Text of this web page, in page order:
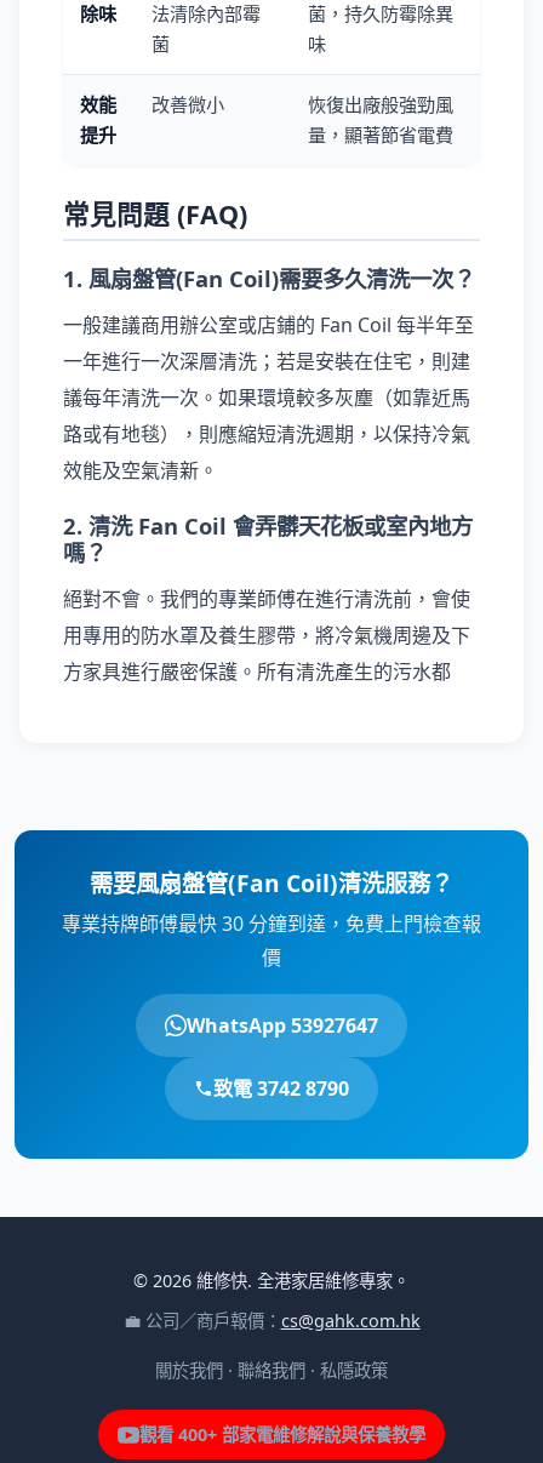
除味
法清除內部霉
菌
菌，持久防霉除異
味
效能
提升
改善微小
恢復出廠般強勁風
量，顯著節省電費
常見問題 (FAQ)
1. 風扇盤管(Fan Coil)需要多久清洗一次？
一般建議商用辦公室或店鋪的 Fan Coil 每半年至
一年進行一次深層清洗；若是安裝在住宅，則建
議每年清洗一次。如果環境較多灰塵（如靠近馬
路或有地毯），則應縮短清洗週期，以保持冷氣
效能及空氣清新。
2. 清洗 Fan Coil 會弄髒天花板或室內地方
嗎？
絕對不會。我們的專業師傅在進行清洗前，會使
用專用的防水罩及養生膠帶，將冷氣機周邊及下
方家具進行嚴密保護。所有清洗產生的污水都
需要風扇盤管(Fan Coil)清洗服務？
專業持牌師傅最快 30 分鐘到達，免費上門檢查報
價
WhatsApp 53927647
致電 3742 8790
© 2026 維修快. 全港家居維修專家。
💼 公司／商戶報價： cs@gahk.com.hk
關於我們 · 聯絡我們 · 私隱政策
觀看 400+ 部家電維修解說與保養教學